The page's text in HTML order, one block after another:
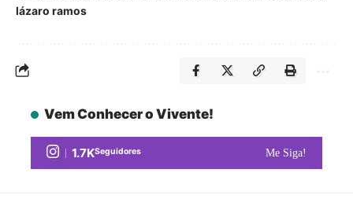
lázaro ramos
Vem Conhecer o Vivente!
1.7KSeguidores Me Siga!